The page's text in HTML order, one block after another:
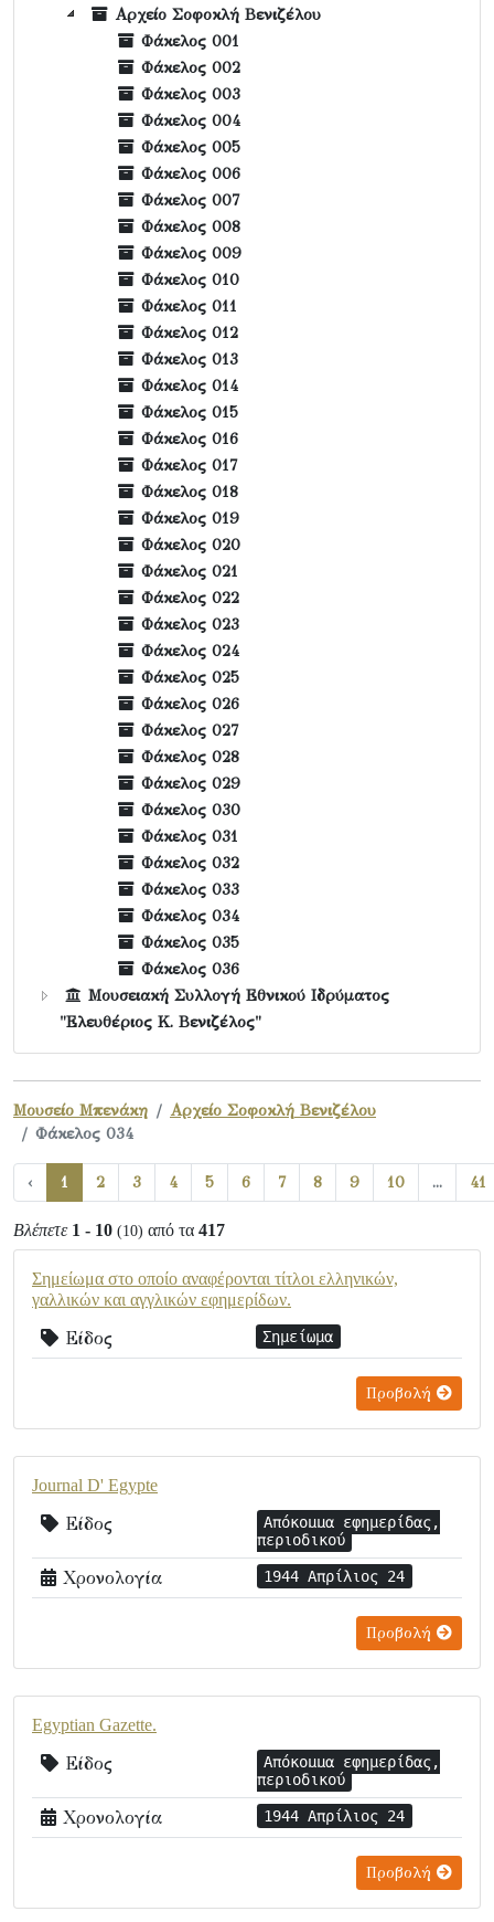
Αρχείο Σοφοκλή Βενιζέλου
Φάκελος 001
Φάκελος 002
Φάκελος 003
Φάκελος 004
Φάκελος 005
Φάκελος 006
Φάκελος 007
Φάκελος 008
Φάκελος 009
Φάκελος 010
Φάκελος 011
Φάκελος 012
Φάκελος 013
Φάκελος 014
Φάκελος 015
Φάκελος 016
Φάκελος 017
Φάκελος 018
Φάκελος 019
Φάκελος 020
Φάκελος 021
Φάκελος 022
Φάκελος 023
Φάκελος 024
Φάκελος 025
Φάκελος 026
Φάκελος 027
Φάκελος 028
Φάκελος 029
Φάκελος 030
Φάκελος 031
Φάκελος 032
Φάκελος 033
Φάκελος 034
Φάκελος 035
Φάκελος 036
Μουσειακή Συλλογή Εθνικού Ιδρύματος
"Ελευθέριος Κ. Βενιζέλος"
Μουσείο Μπενάκη
Αρχείο Σοφοκλή Βενιζέλου
Φάκελος 034
‹ 1 2 3 4 5 6 7 8 9 10 ... 41
Βλέπετε 1 - 10 (10) από τα 417
Σημείωμα στο οποίο αναφέρονται τίτλοι ελληνικών,
γαλλικών και αγγλικών εφημερίδων.
Είδος Σημείωμα
Προβολή
Journal D' Egypte
Είδος
Απόκομμα εφημερίδας,
περιοδικού
Χρονολογία 1944 Απρίλιος 24
Προβολή
Egyptian Gazette.
Είδος
Απόκομμα εφημερίδας,
περιοδικού
Χρονολογία 1944 Απρίλιος 24
Προβολή